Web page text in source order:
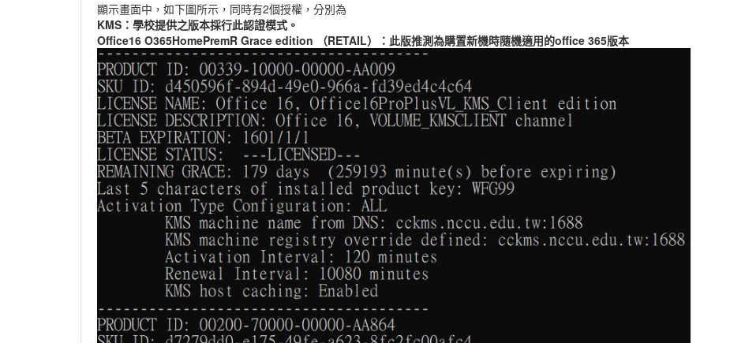
顯示畫面中，如下圖所示，同時有2個授權，分別為
KMS：學校提供之版本採行此認證模式。
Office16 O365HomePremR Grace edition （RETAIL）：此版推測為購置新機時隨機適用的office 365版本